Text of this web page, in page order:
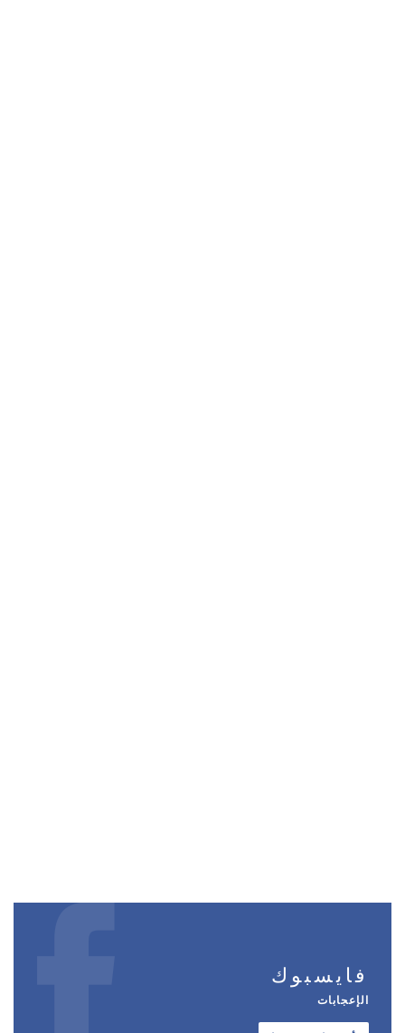
فايسبوك
الإعجابات